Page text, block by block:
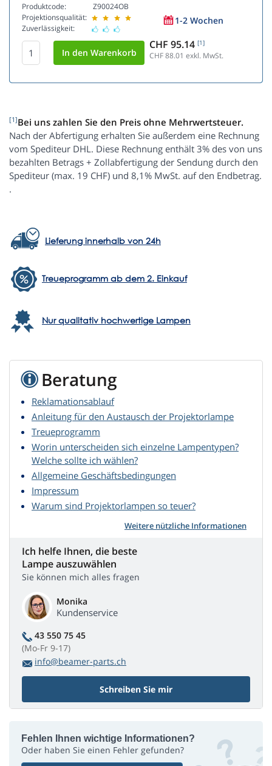
Produktcode:
Projektionsqualität:
Zuverlässigkeit:
Z90024OB
1-2 Wochen
CHF 95.14 [1]
CHF 88.01 exkl. MwSt.
[1]Bei uns zahlen Sie den Preis ohne Mehrwertsteuer.
Nach der Abfertigung erhalten Sie außerdem eine Rechnung
vom Spediteur DHL. Diese Rechnung enthält 3% des von uns
bezahlten Betrags + Zollabfertigung der Sendung durch den
Spediteur (max. 19 CHF) und 8,1% MwSt. auf den Endbetrag.
.
Lieferung innerhalb von 24h
Treueprogramm ab dem 2. Einkauf
Nur qualitativ hochwertige Lampen
Beratung
Reklamationsablauf
Anleitung für den Austausch der Projektorlampe
Treueprogramm
Worin unterscheiden sich einzelne Lampentypen?
Welche sollte ich wählen?
Allgemeine Geschäftsbedingungen
Impressum
Warum sind Projektorlampen so teuer?
Weitere nützliche Informationen
Ich helfe Ihnen, die beste
Lampe auszuwählen
Sie können mich alles fragen
Monika
Kundenservice
43 550 75 45
(Mo-Fr 9-17)
info@beamer-parts.ch
Schreiben Sie mir
Fehlen Ihnen wichtige Informationen?
Oder haben Sie einen Fehler gefunden?